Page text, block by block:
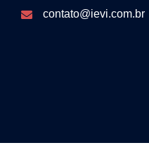
contato@ievi.com.br